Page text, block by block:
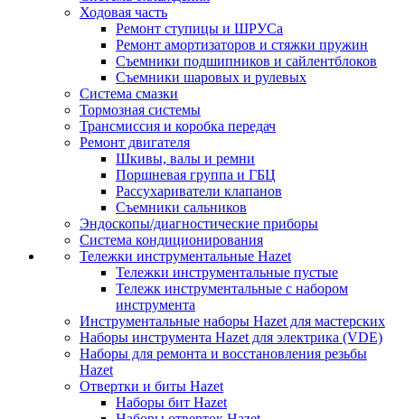
Ходовая часть
Ремонт ступицы и ШРУСа
Ремонт амортизаторов и стяжки пружин
Съемники подшипников и сайлентблоков
Съемники шаровых и рулевых
Система смазки
Тормозная системы
Трансмиссия и коробка передач
Ремонт двигателя
Шкивы, валы и ремни
Поршневая группа и ГБЦ
Рассухариватели клапанов
Съемники сальников
Эндоскопы/диагностические приборы
Система кондиционирования
Тележки инструментальные Hazet
Тележки инструментальные пустые
Тележк инструментальные с набором
инструмента
Инструментальные наборы Hazet для мастерских
Наборы инструмента Hazet для электрика (VDE)
Наборы для ремонта и восстановления резьбы
Hazet
Отвертки и биты Hazet
Наборы бит Hazet